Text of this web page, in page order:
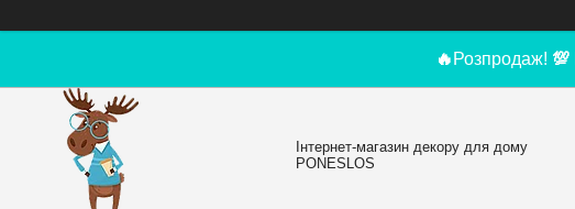
🔥 Розпродаж! 💯
Інтернет-магазин декору для дому
PONESLOS